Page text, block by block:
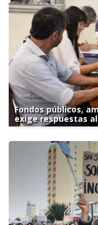
Fondos públicos,
exige respuestas